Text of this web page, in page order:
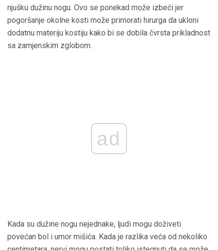
njušku dužinu nogu. Ovo se ponekad može izbeći jer
pogoršanje okolne kosti može primorati hirurga da ukloni
dodatnu materiju kostiju kako bi se dobila čvrsta prikladnost
sa zamjenskim zglobom.
ad
Kada su dužine nogu nejednake, ljudi mogu doživeti
povećan bol i umor mišića. Kada je razlika veća od nekoliko